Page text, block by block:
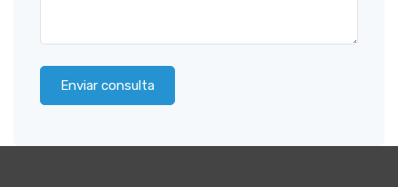
Enviar consulta